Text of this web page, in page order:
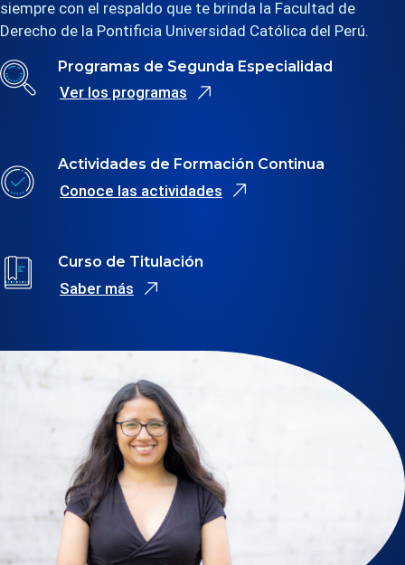
siempre con el respaldo que te brinda la Facultad de
Derecho de la Pontificia Universidad Católica del Perú.
Programas de Segunda Especialidad
Ver los programasse abre en una nueva pestaña
Actividades de Formación Continua
Conoce las actividadesse abre en una nueva pestaña
Curso de Titulación
Saber másse abre en una nueva pestaña